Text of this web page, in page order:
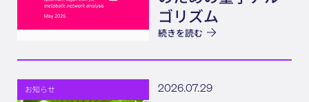
ゴリズム
続きを読む
お知らせ 2026.07.29